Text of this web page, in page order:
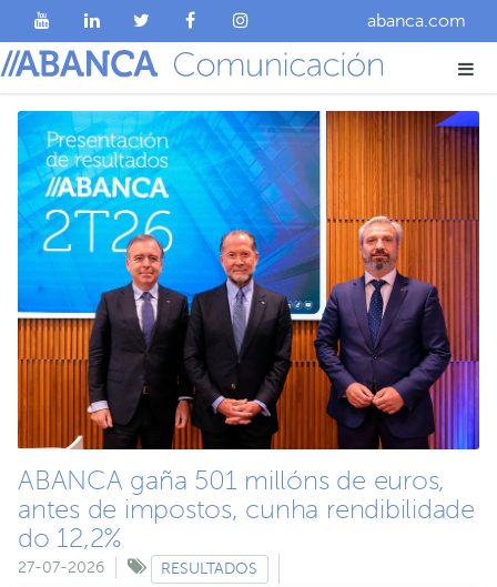
abanca.com
Sala de comunicación,
Abanca
ABANCA gaña 501 millóns de euros,
antes de impostos, cunha rendibilidade
do 12,2%
27-07-2026 RESULTADOS